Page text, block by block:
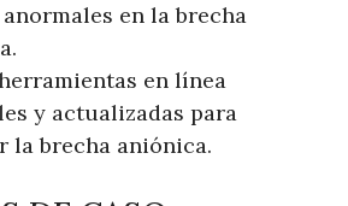
en la brecha
en línea
y actualizadas para
la brecha aniónica.